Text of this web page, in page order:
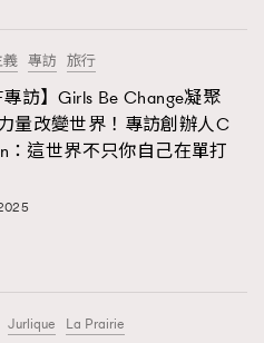
理學
日常 334
壯志 1
本公司的私隱政策聲明。
義 專訪 旅行
專訪】Girls Be Change凝聚
量改變世界！專訪創辦人C
：這世界不只你自己在單打
Jurlique La Prairie